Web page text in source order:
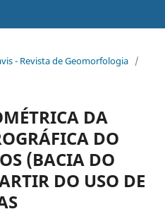
- Revista de Geomorfologia /
DA
DO
(BACIA DO
DO USO DE